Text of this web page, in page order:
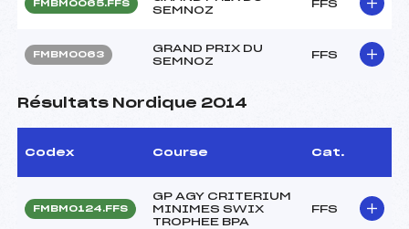
FMBM0065.FFS
SEMNOZ
FFS
FMBM0063
GRAND PRIX DU
SEMNOZ
FFS
Résultats Nordique 2014
Codex Course Cat.
FMBM0124.FFS
GP AGY CRITERIUM
MINIMES SWIX
TROPHEE BPA
FFS